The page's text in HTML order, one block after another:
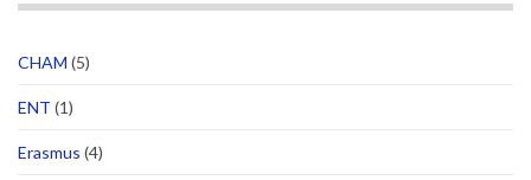
CHAM (5)
ENT (1)
Erasmus (4)